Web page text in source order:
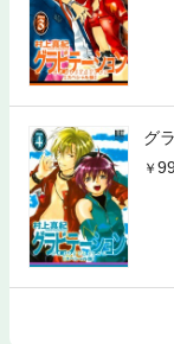
グ